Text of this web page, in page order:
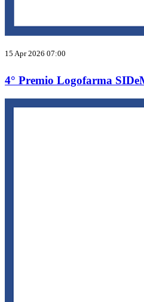
15 Apr 2026 07:00
4° Premio Logofarma